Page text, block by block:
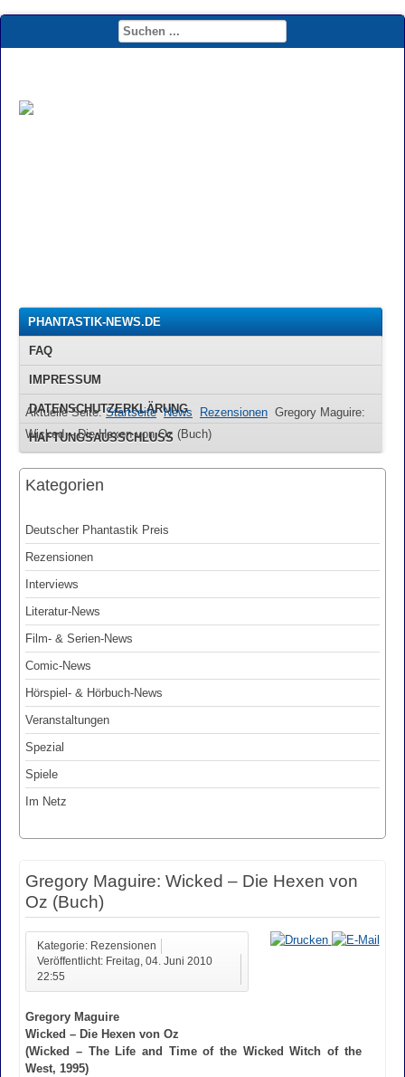
PHANTASTIK-NEWS.DE
FAQ
IMPRESSUM
DATENSCHUTZERKLÄRUNG
HAFTUNGSAUSSCHLUSS
Aktuelle Seite:Startseite News Rezensionen Gregory Maguire:
Wicked – Die Hexen von Oz (Buch)
Kategorien
Deutscher Phantastik Preis
Rezensionen
Interviews
Literatur-News
Film- & Serien-News
Comic-News
Hörspiel- & Hörbuch-News
Veranstaltungen
Spezial
Spiele
Im Netz
Gregory Maguire: Wicked – Die Hexen von
Oz (Buch)
Kategorie: Rezensionen
Veröffentlicht: Freitag, 04. Juni 2010
22:55
Gregory Maguire
Wicked – Die Hexen von Oz
(Wicked – The Life and Time of the Wicked Witch of the
West, 1995)